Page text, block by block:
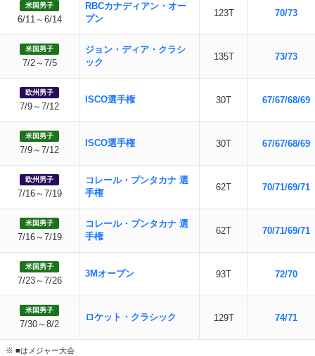
米国男子
6/11～6/14
RBCカナディアン・オー
プン
123T 70/73
米国男子
7/2～7/5
ジョン・ディア・クラシ
ック
135T 73/73
欧州男子
7/9～7/12
ISCO選手権 30T 67/67/68/69
米国男子
7/9～7/12
ISCO選手権 30T 67/67/68/69
欧州男子
7/16～7/19
コレール・プンタカナ 選
手権
62T 70/71/69/71
米国男子
7/16～7/19
コレール・プンタカナ 選
手権
62T 70/71/69/71
米国男子
7/23～7/26
3Mオープン 93T 72/70
米国男子
7/30～8/2
ロケット・クラシック 129T 74/71
※ ■はメジャー大会